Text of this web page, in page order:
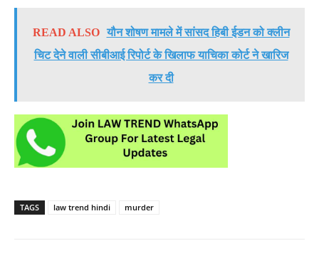
READ ALSO यौन शोषण मामले में सांसद हिबी ईडन को क्लीन
चिट देने वाली सीबीआई रिपोर्ट के खिलाफ याचिका कोर्ट ने खारिज
कर दी
TAGS law trend hindi murder